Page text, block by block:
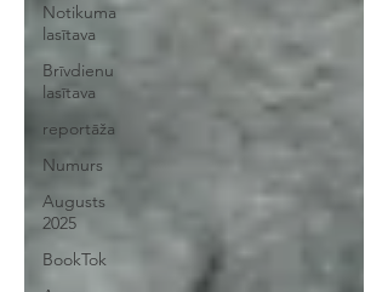
Notikuma
lasītava
Brīvdienu
lasītava
reportāža
Numurs
Augusts
2025
BookTok